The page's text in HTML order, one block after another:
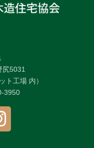
尻5031
ト工場 内）
3950